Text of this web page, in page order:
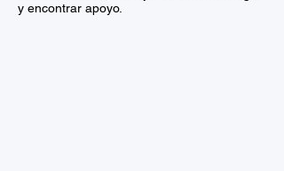
y encontrar apoyo.